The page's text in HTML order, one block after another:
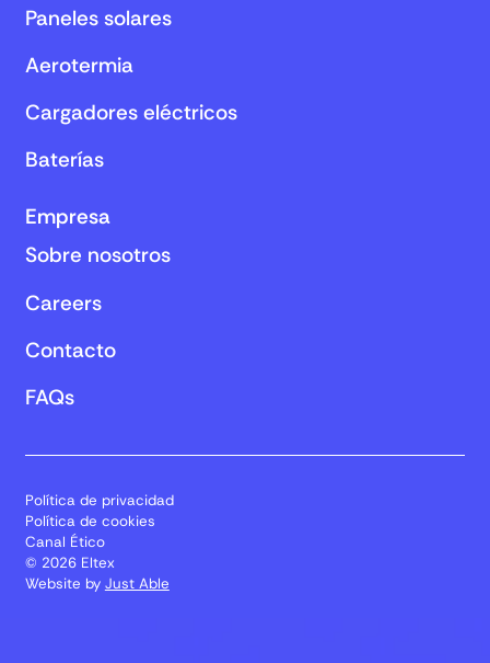
Paneles solares
Aerotermia
Cargadores eléctricos
Baterías
Empresa
Sobre nosotros
Careers
Contacto
FAQs
Política de privacidad
Política de cookies
Canal Ético
© 2026 Eltex
Website by Just Able